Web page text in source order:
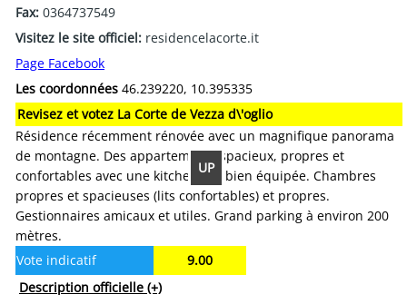
UP
Fax: 0364737549
Visitez le site officiel: residencelacorte.it
Page Facebook
Les coordonnées 46.239220, 10.395335
Revisez et votez La Corte de Vezza d\'oglio
Résidence récemment rénovée avec un magnifique panorama
de montagne. Des appartements spacieux, propres et
confortables avec une kitchenette bien équipée. Chambres
propres et spacieuses (lits confortables) et propres.
Gestionnaires amicaux et utiles. Grand parking à environ 200
mètres.
Vote indicatif
9.00
Description officielle (+)